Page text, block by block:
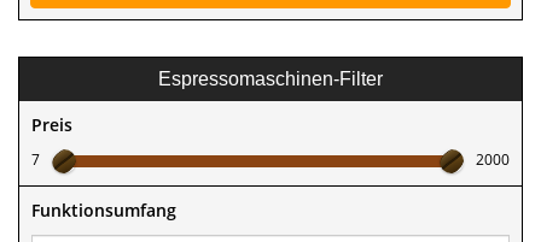
Espressomaschinen-Filter
Preis
7 2000
Funktionsumfang